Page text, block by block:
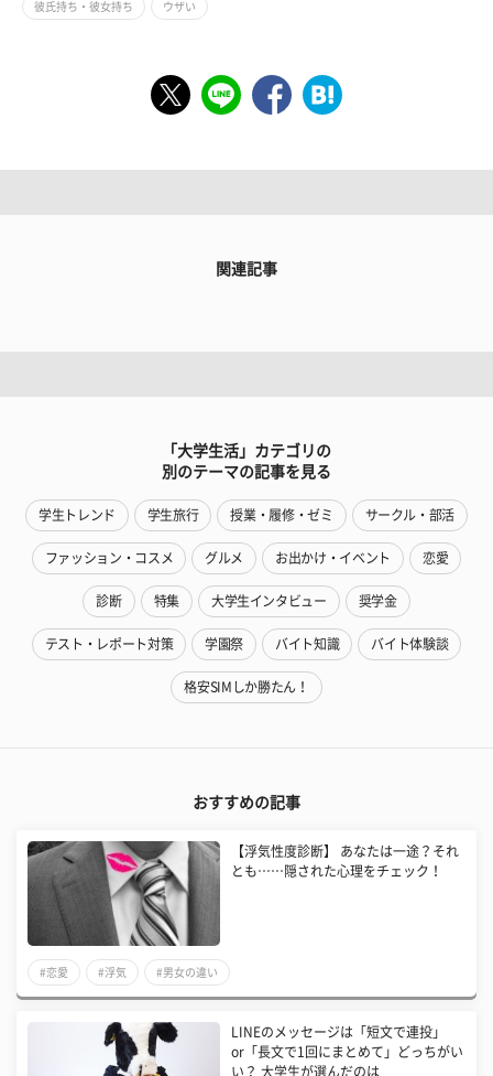
彼氏持ち・彼女持ち ウザい
関連記事
「大学生活」カテゴリの
別のテーマの記事を見る
学生トレンド 学生旅行 授業・履修・ゼミ サークル・部活
ファッション・コスメ グルメ お出かけ・イベント 恋愛
診断 特集 大学生インタビュー 奨学金
テスト・レポート対策 学園祭 バイト知識 バイト体験談
格安SIMしか勝たん！
おすすめの記事
【浮気性度診断】 あなたは一途？それ
とも……隠された心理をチェック！
#恋愛 #浮気 #男女の違い
LINEのメッセージは「短文で連投」
or「長文で1回にまとめて」どっちがい
い？ 大学生が選んだのは